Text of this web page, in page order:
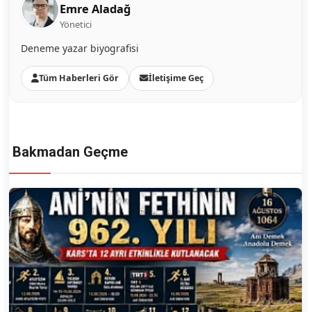
Emre Aladağ
Yönetici
Deneme yazar biyografisi
Tüm Haberleri Gör İletişime Geç
Bakmadan Geçme